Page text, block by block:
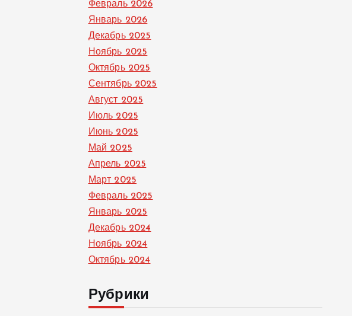
Февраль 2026
Январь 2026
Декабрь 2025
Ноябрь 2025
Октябрь 2025
Сентябрь 2025
Август 2025
Июль 2025
Июнь 2025
Май 2025
Апрель 2025
Март 2025
Февраль 2025
Январь 2025
Декабрь 2024
Ноябрь 2024
Октябрь 2024
Рубрики